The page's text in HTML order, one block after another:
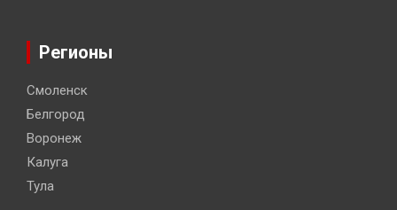
Регионы
Смоленск
Белгород
Воронеж
Калуга
Тула